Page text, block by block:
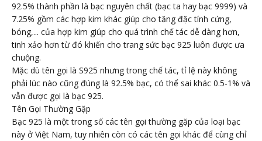
92.5% thành phần là bạc nguyên chất (bạc ta hay bạc 9999) và
7.25% gồm các hợp kim khác giúp cho tăng đặc tính cứng,
bóng,... của hợp kim giúp cho quá trình chế tác dễ dàng hơn,
tinh xảo hơn từ đó khiến cho trang sức bạc 925 luôn được ưa
chuộng.
Mặc dù tên gọi là S925 nhưng trong chế tác, tỉ lệ này không
phải lúc nào cũng đúng là 92.5% bạc, có thể sai khác 0.5-1% và
vẫn được gọi là bạc 925.
Tên Gọi Thường Gặp
Bạc 925 là một trong số các tên gọi thường gặp của loại bạc
này ở Việt Nam, tuy nhiên còn có các tên gọi khác để cùng chỉ